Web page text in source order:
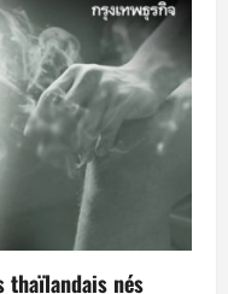
thaïlandais nés